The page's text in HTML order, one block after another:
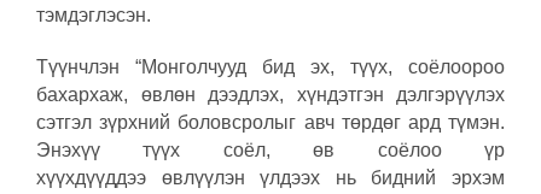
тэмдэглэсэн.
Түүнчлэн “Монголчууд бид эх, түүх, соёлоороо
бахархаж, өвлөн дээдлэх, хүндэтгэн дэлгэрүүлэх
сэтгэл зүрхний боловсролыг авч төрдөг ард түмэн.
Энэхүү түүх соёл, өв соёлоо үр
хүүхдүүддээ өвлүүлэн үлдээх нь бидний эрхэм